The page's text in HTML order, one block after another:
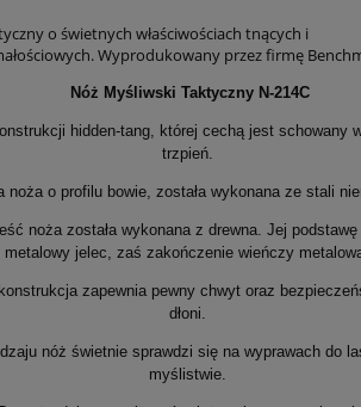
o świetnych właściwościach tnących i
Wyprodukowany przez firmę
Nóż Myśliwski Taktyczny N-214C
hidden-tang, której cechą jest schowany
trzpień.
noża o profilu bowie, została wykonana ze stali
noża została wykonana z drewna. Jej
jelec, zaś zakończenie wieńczy
zapewnia pewny chwyt oraz
dłoni.
nóż świetnie sprawdzi się na wyprawach do
myślistwie.